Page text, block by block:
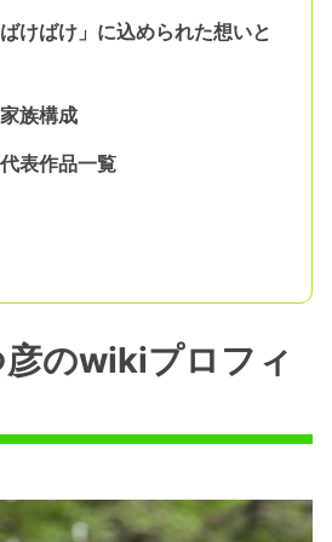
けばけ」に込められた想いと
族構成
表作品一覧
のwikiプロフィ